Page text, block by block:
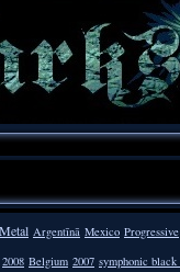
Argentīnā Mexico Progressive
2008 Belgium 2007 symphonic